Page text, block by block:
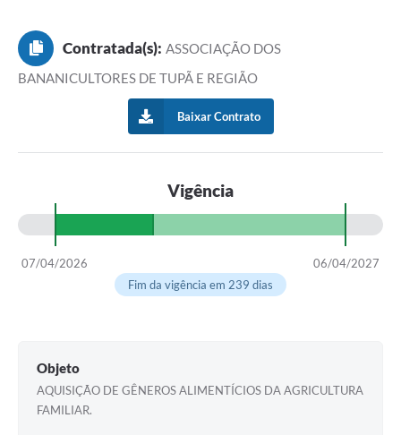
Contratada(s): ASSOCIAÇÃO DOS
BANANICULTORES DE TUPÃ E REGIÃO
Baixar Contrato
Vigência
07/04/2026
06/04/2027
Fim da vigência em 239 dias
Objeto
AQUISIÇÃO DE GÊNEROS ALIMENTÍCIOS DA AGRICULTURA
FAMILIAR.